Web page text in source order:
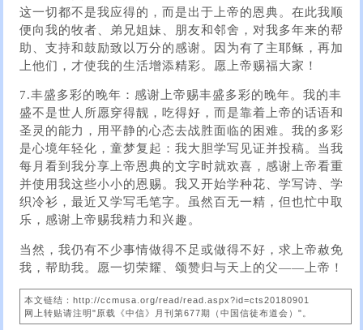
这一切都不是我应得的，而是出于上帝的恩典。在此我顺
便向我的牧者、弟兄姐妹、朋友和邻舍，对我多年来的帮
助、支持和鼓励致以万分的感谢。因为有了主耶稣，再加
上他们，才使我的生活增添精彩。愿上帝赐福大家！
7.丰盛多彩的晚年：感谢上帝赐丰盛多彩的晚年。我的丰
盛不是世人所愿穿得靓，吃得好，而是靠着上帝的话语和
圣灵的能力，用平静的心态去战胜面临的困难。我的多彩
是心境年轻化，童梦复起：我大胆学写见证并投稿。当我
每月看到我分享上帝恩典的文字时就欢喜，感谢上帝看重
并使用我这些小小的恩赐。我又开始学种花、学写诗、学
织冷衫，最近又学写毛笔字。虽然百无一精，但也忙中取
乐，感谢上帝赐我精力和兴趣。
当然，我仍有不少事情做得不足或做得不好，求上帝赦免
我，帮助我。愿一切荣耀、颂赞归与天上的父——上帝！
本文链结：http://ccmusa.org/read/read.aspx?id=cts20180901
网上转贴请注明"原载《中信》月刊第677期（中国信徒布道会）"。